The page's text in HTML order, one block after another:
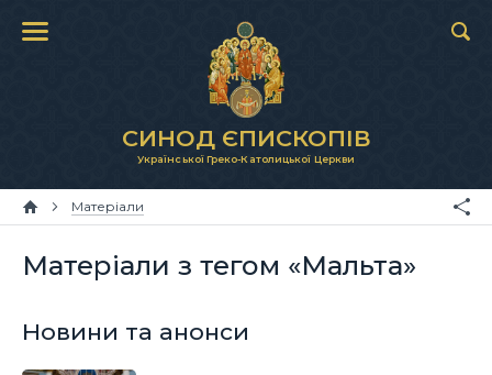
СИНОД ЄПИСКОПІВ
Української Греко-Католицької Церкви
Матеріали
Матеріали з тегом «Мальта»
Новини та анонси